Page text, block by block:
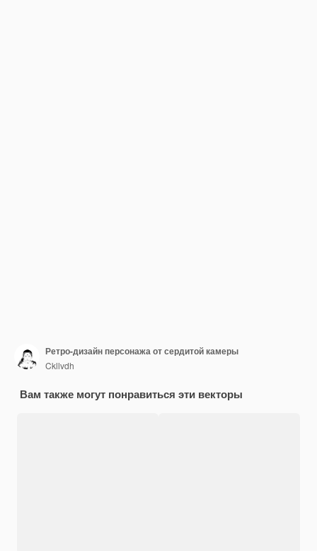
Ретро-дизайн персонажа от сердитой камеры
Ckllvdh
Вам также могут понравиться эти векторы